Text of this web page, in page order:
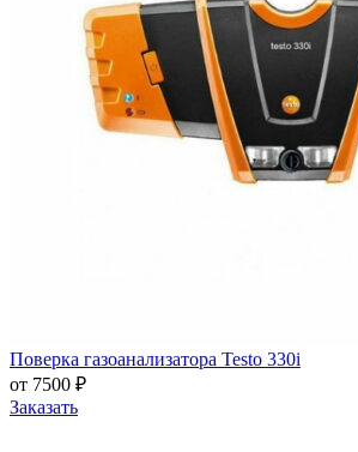
Поверка газоанализатора Testo 330i
от 7500 ₽
Заказать